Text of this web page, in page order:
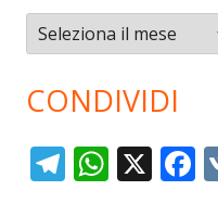
Archivi
CONDIVIDI
T W X F